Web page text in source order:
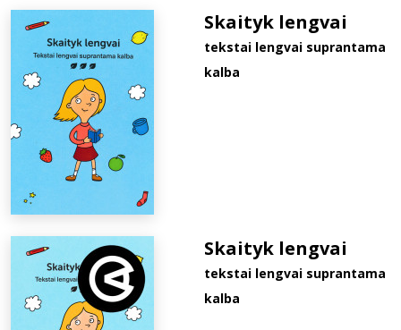
Skaityk lengvai
tekstai lengvai suprantama
kalba
Skaityk lengvai
tekstai lengvai suprantama
kalba